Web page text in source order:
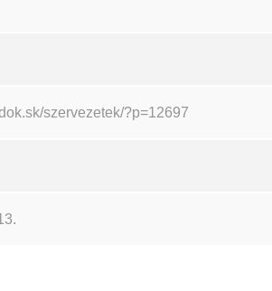
szervezetek/?p=12697